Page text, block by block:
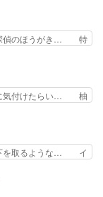
でも央太と親しく
メス（カエル）外
ニメだな。… 水着
は時代背… 今回は
回。これ… 伊万里さ
瑞佳ち… 売り上げが
… 伊万里ちゃんの
第４話をｄアニメ
探偵のほうがき… 特
未来から… の活
の流れだ… キュア
プリキュ… キュアエ
きない… キュアエク
おもろいやん
も実質的にエク
に気付けたらい… 柚
想の天国… 玲夜さ
数多い… 玲夜のお
驚きを… 主人公自分
また… ヨミツガと
ユキノさんから玲
下を取るような… イ
引きシン… これっ
物語"… デラさんの